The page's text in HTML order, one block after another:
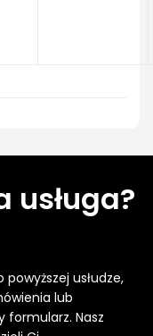
usługa?
usłudze,
lub
formularz. Nasz